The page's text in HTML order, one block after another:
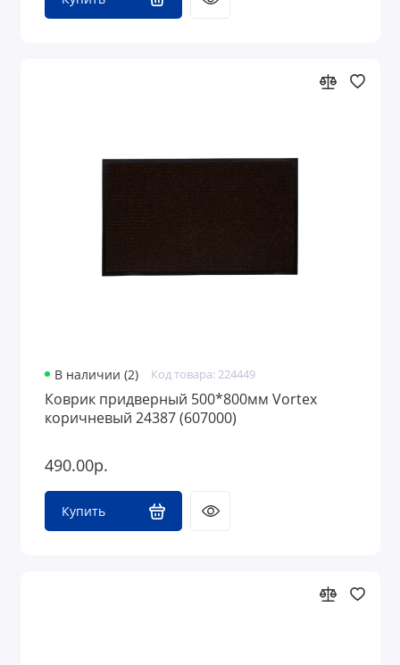
В наличии (2) Код товара: 224449
Коврик придверный 500*800мм Vortex
коричневый 24387 (607000)
490.00р.
Купить